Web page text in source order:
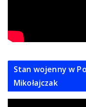
Stan wojenny w
Mikołajczak